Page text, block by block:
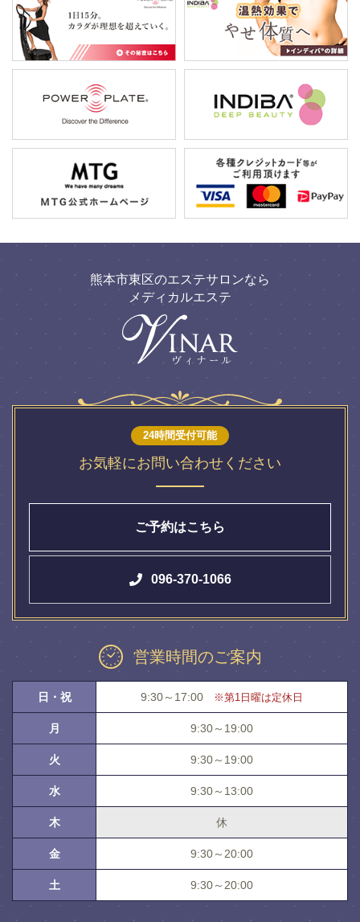
熊本市東区のエステサロンなら
メディカルエステ
24時間受付可能
お気軽にお問い合わせください
ご予約はこちら
096-370-1066
営業時間のご案内
日・祝 9:30～17:00 ※第1日曜は定休日
月 9:30～19:00
火 9:30～19:00
水 9:30～13:00
木 休
金 9:30～20:00
土 9:30～20:00